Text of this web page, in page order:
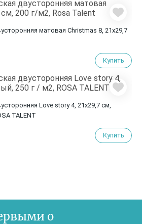
матовая Christmas 8, 21х29,7
Купить
Love story 4, 21х29,7 см,
TALENT
Купить
о